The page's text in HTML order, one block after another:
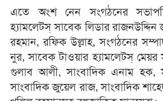
এতে অংশ নেন সংগঠনের
হ্যামলেটস্ সাবেক লিডার
রহমান, রফিক উল্লাহ, সংগঠনের
নুর, সাবেক টাওয়ার হ্যামলেটস্
গুলাব আলী, সাংবাদিক এনাম হক,
সাংবাদিক জুয়েল রাজ, সাংবাদিক